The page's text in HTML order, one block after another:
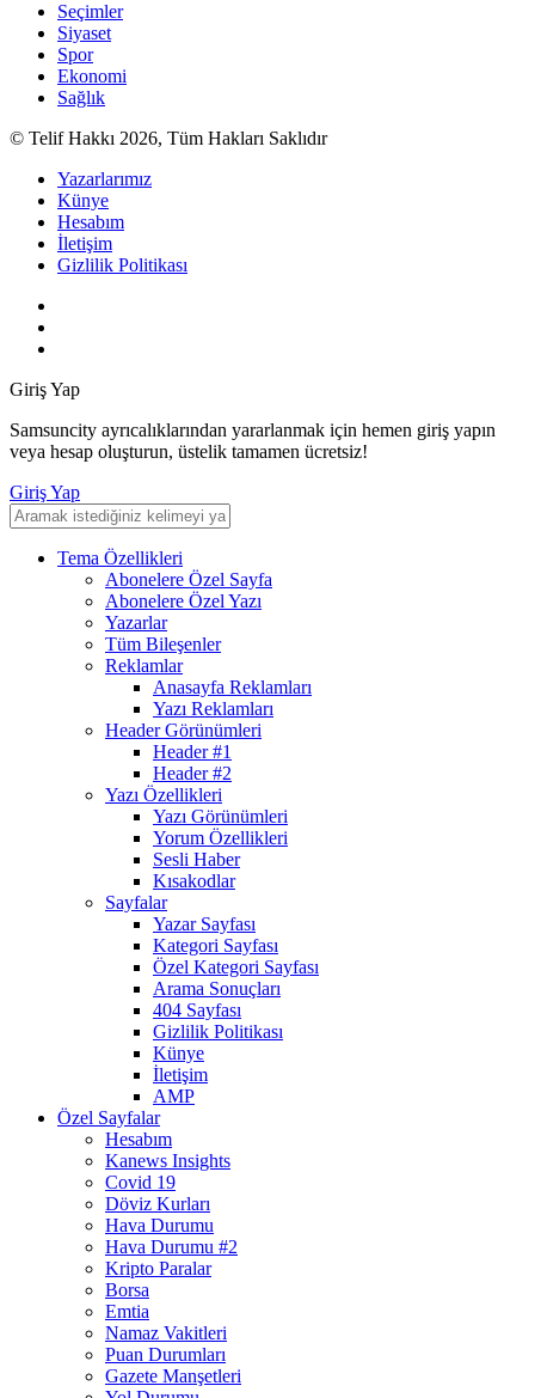
Seçimler
Siyaset
Spor
Ekonomi
Sağlık
© Telif Hakkı 2026, Tüm Hakları Saklıdır
Yazarlarımız
Künye
Hesabım
İletişim
Gizlilik Politikası
Giriş Yap
Samsuncity ayrıcalıklarından yararlanmak için hemen giriş yapın
veya hesap oluşturun, üstelik tamamen ücretsiz!
Giriş Yap
Tema Özellikleri
Abonelere Özel Sayfa
Abonelere Özel Yazı
Yazarlar
Tüm Bileşenler
Reklamlar
Anasayfa Reklamları
Yazı Reklamları
Header Görünümleri
Header #1
Header #2
Yazı Özellikleri
Yazı Görünümleri
Yorum Özellikleri
Sesli Haber
Kısakodlar
Sayfalar
Yazar Sayfası
Kategori Sayfası
Özel Kategori Sayfası
Arama Sonuçları
404 Sayfası
Gizlilik Politikası
Künye
İletişim
AMP
Özel Sayfalar
Hesabım
Kanews Insights
Covid 19
Döviz Kurları
Hava Durumu
Hava Durumu #2
Kripto Paralar
Borsa
Emtia
Namaz Vakitleri
Puan Durumları
Gazete Manşetleri